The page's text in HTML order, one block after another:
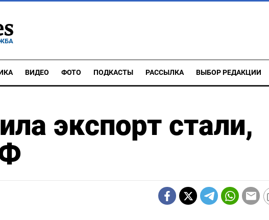
ВИДЕО ФОТО ПОДКАСТЫ РАССЫЛКА ВЫБОР РЕДАКЦИИ
экспорт стали,